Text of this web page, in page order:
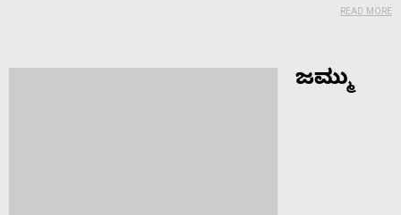
READ MORE
ಜಮ್ಮು